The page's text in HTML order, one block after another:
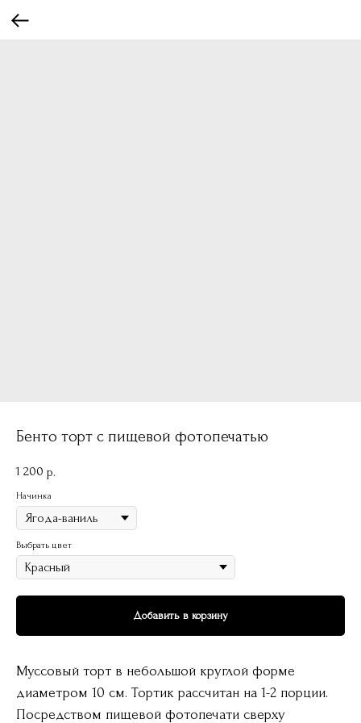
Бенто торт с пищевой фотопечатью
1 200 р.
Начинка
Выбрать цвет
Добавить в корзину
Муссовый торт в небольшой круглой форме
диаметром 10 см. Тортик рассчитан на 1-2 порции.
Посредством пищевой фотопечати сверху